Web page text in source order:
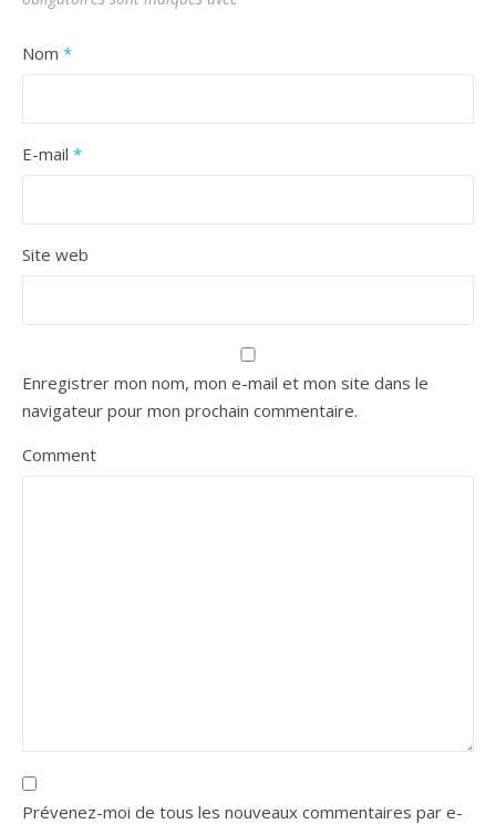
Nom *
E-mail *
Site web
Enregistrer mon nom, mon e-mail et mon site dans le
navigateur pour mon prochain commentaire.
Comment
Prévenez-moi de tous les nouveaux commentaires par e-